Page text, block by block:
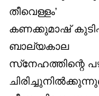
തീവെള്ളം’
കണക്കുമാഷ്
ബാല്യകാല
സ്‌നേഹത്തിന്റെ